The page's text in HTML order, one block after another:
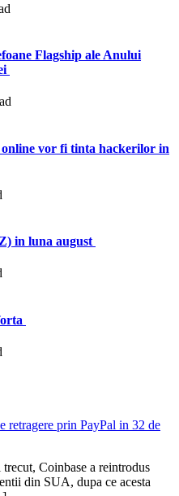
Flagship ale Anului
online vor fi tinta hackerilor in
in luna august
retragere prin PayPal in 32 de
Coinbase a reintrodus
din SUA, dupa ce acesta